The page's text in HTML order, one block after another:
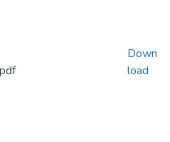
Down
load